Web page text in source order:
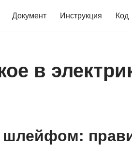
Документ Инструкция Код
в
шлейфом: